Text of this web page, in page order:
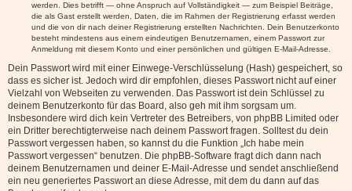
werden. Dies betrifft — ohne Anspruch auf Vollständigkeit — zum Beispiel Beiträge,
die als Gast erstellt werden, Daten, die im Rahmen der Registrierung erfasst werden
und die von dir nach deiner Registrierung erstellten Nachrichten. Dein Benutzerkonto
besteht mindestens aus einem eindeutigen Benutzernamen, einem Passwort zur
Anmeldung mit diesem Konto und einer persönlichen und gültigen E-Mail-Adresse.
Dein Passwort wird mit einer Einwege-Verschlüsselung (Hash) gespeichert, so
dass es sicher ist. Jedoch wird dir empfohlen, dieses Passwort nicht auf einer
Vielzahl von Webseiten zu verwenden. Das Passwort ist dein Schlüssel zu
deinem Benutzerkonto für das Board, also geh mit ihm sorgsam um.
Insbesondere wird dich kein Vertreter des Betreibers, von phpBB Limited oder
ein Dritter berechtigterweise nach deinem Passwort fragen. Solltest du dein
Passwort vergessen haben, so kannst du die Funktion „Ich habe mein
Passwort vergessen“ benutzen. Die phpBB-Software fragt dich dann nach
deinem Benutzernamen und deiner E-Mail-Adresse und sendet anschließend
ein neu generiertes Passwort an diese Adresse, mit dem du dann auf das